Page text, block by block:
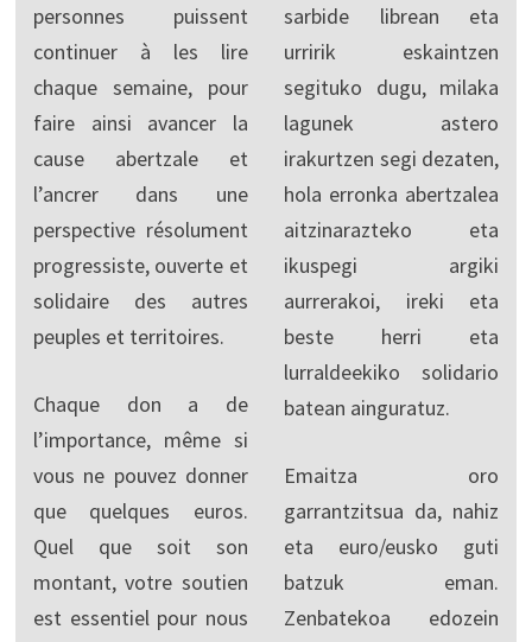
personnes puissent
continuer à les lire
chaque semaine, pour
faire ainsi avancer la
cause abertzale et
l’ancrer dans une
perspective résolument
progressiste, ouverte et
solidaire des autres
peuples et territoires.
Chaque don a de
l’importance, même si
vous ne pouvez donner
que quelques euros.
Quel que soit son
montant, votre soutien
est essentiel pour nous
sarbide librean eta
urririk eskaintzen
segituko dugu, milaka
lagunek astero
irakurtzen segi dezaten,
hola erronka abertzalea
aitzinarazteko eta
ikuspegi argiki
aurrerakoi, ireki eta
beste herri eta
lurraldeekiko solidario
batean ainguratuz.
Emaitza oro
garrantzitsua da, nahiz
eta euro/eusko guti
batzuk eman.
Zenbatekoa edozein